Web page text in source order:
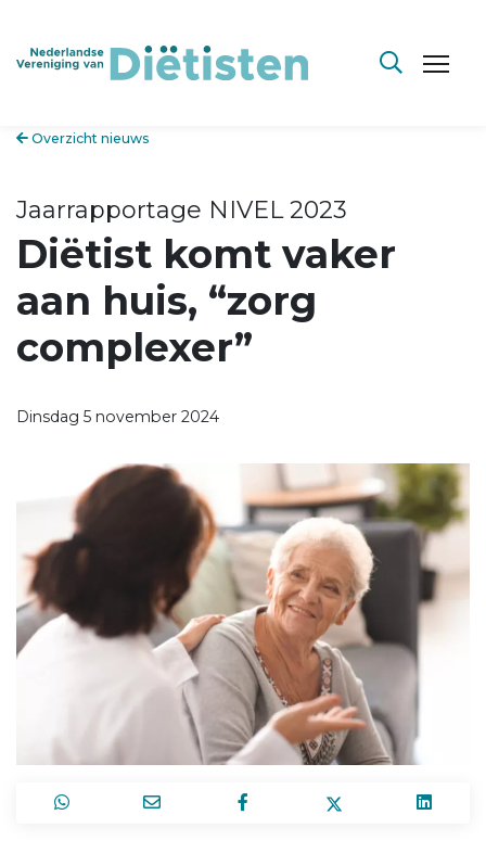
Overzicht nieuws
Jaarrapportage NIVEL 2023
Diëtist komt vaker
aan huis, “zorg
complexer”
Dinsdag 5 november 2024